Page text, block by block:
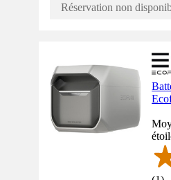
Réservation non